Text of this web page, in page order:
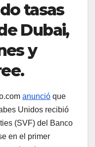
tasas
Dubai,
y
anunció que
Unidos recibió
(SVF) del Banco
en el primer